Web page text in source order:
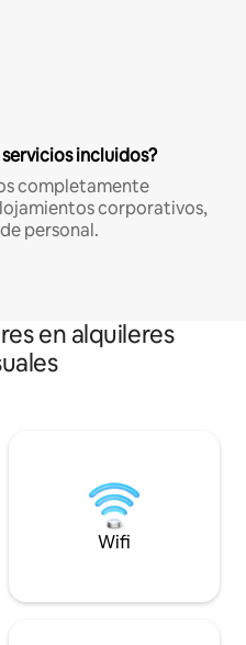
incluidos?
completamente
corporativos,
personal.
en alquileres
Wifi